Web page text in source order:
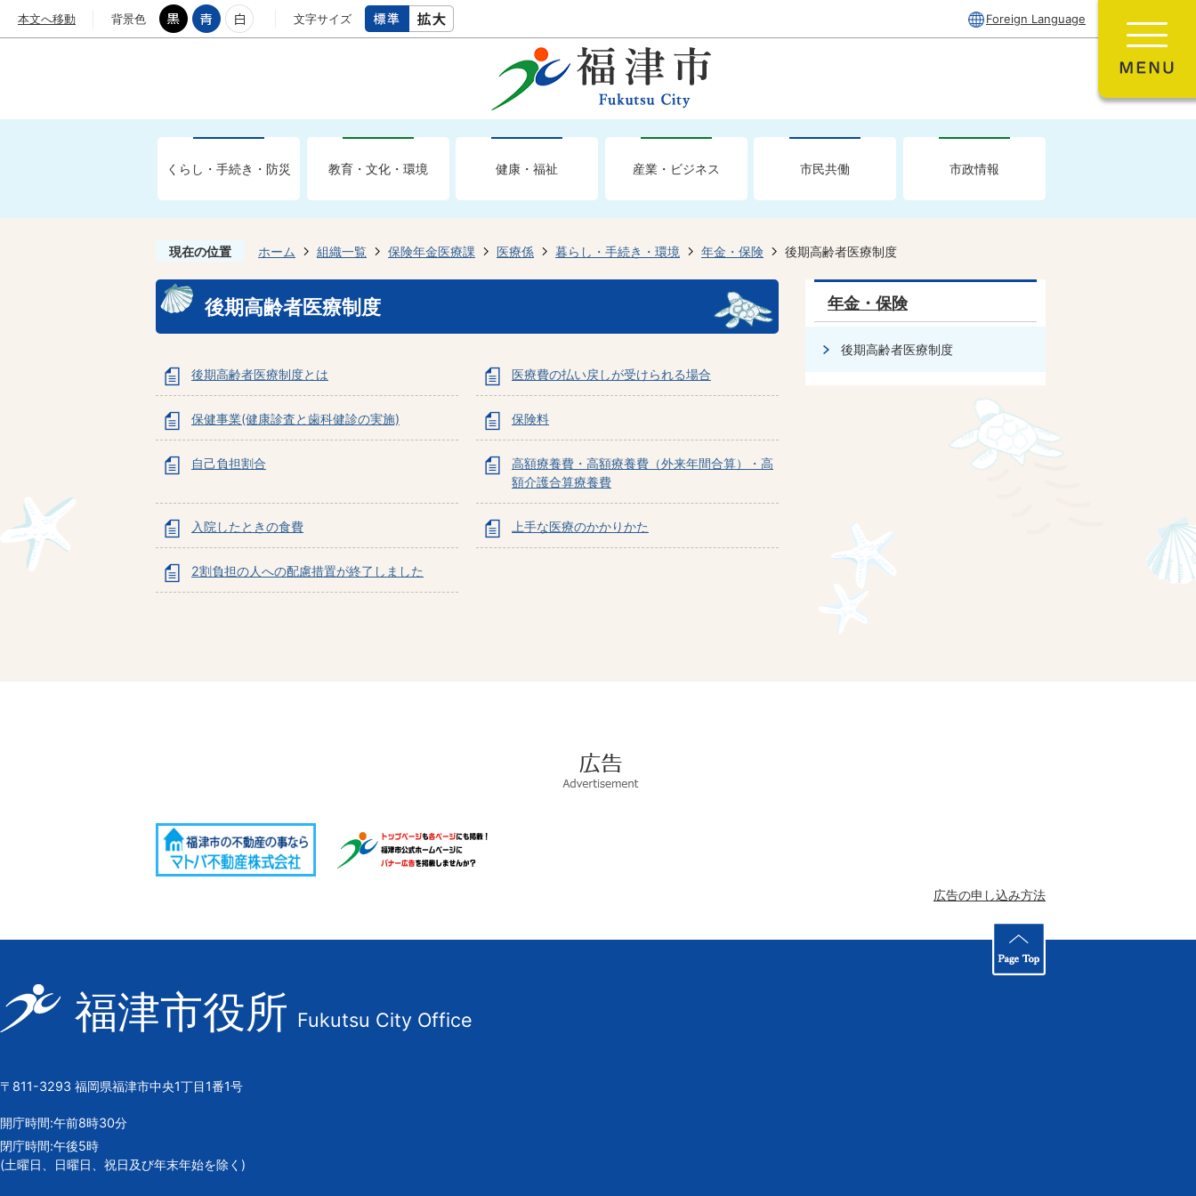
本文へ移動 背景色 文字サイズ Foreign Language
くらし・手続き・防災 教育・文化・環境 健康・福祉 産業・ビジネス 市民共働 市政情報
現在の位置 ホーム 組織一覧 保険年金医療課 医療係 暮らし・手続き・環境 年金・保険 後期高齢者医療制度
後期高齢者医療制度
後期高齢者医療制度とは 医療費の払い戻しが受けられる場合
保健事業(健康診査と歯科健診の実施) 保険料
自己負担割合
高額療養費・高額療養費（外来年間合算）・高
額介護合算療養費
入院したときの食費 上手な医療のかかりかた
2割負担の人への配慮措置が終了しました
年金・保険
後期高齢者医療制度
告
広告の申し込み方法
福
津
市
章
福津市役所 Fukutsu City Office
〒811-3293 福岡県福津市中央1丁目1番1号
開庁時間:午前8時30分
閉庁時間:午後5時
(土曜日、日曜日、祝日及び年末年始を除く)